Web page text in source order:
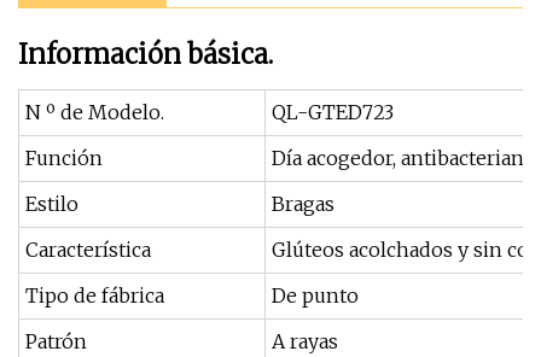
Información básica.
N º de Modelo.
QL-GTED723
Función
Día acogedor, antibacteriano.
Estilo
Bragas
Característica
Glúteos acolchados y sin
Tipo de fábrica
De punto
Patrón
A rayas